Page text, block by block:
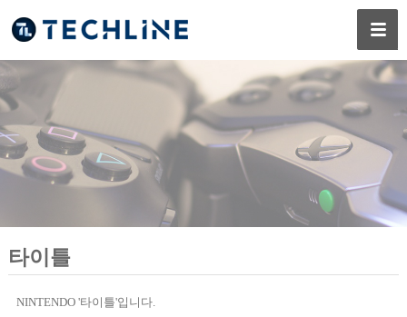
타이틀
NINTENDO '타이틀'입니다.